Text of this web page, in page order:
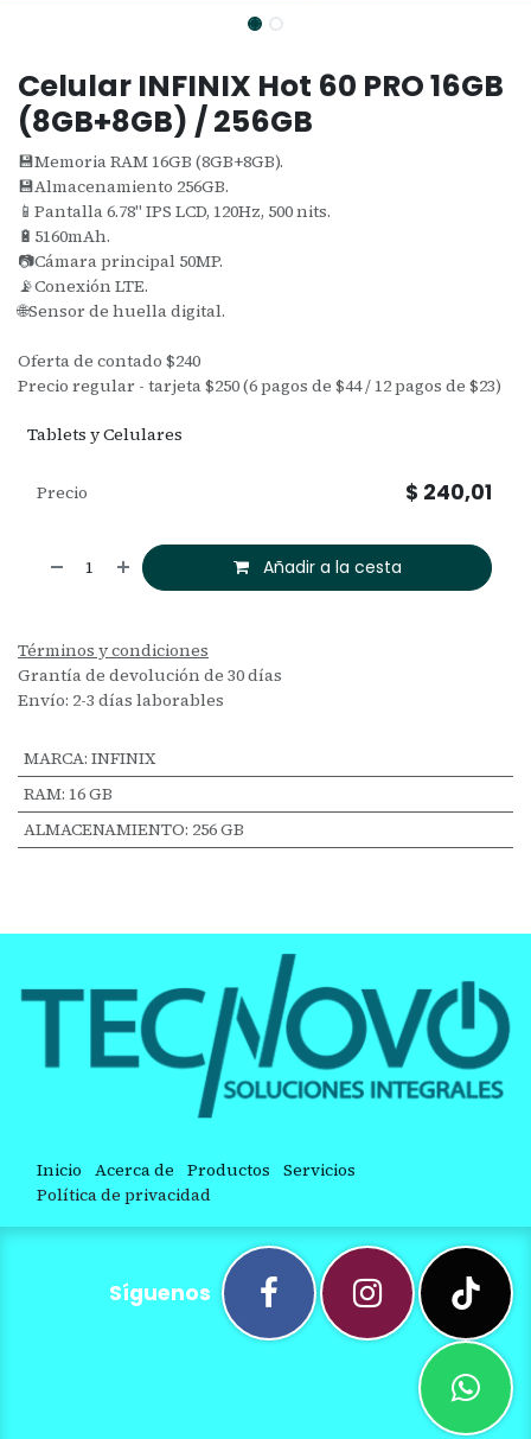
Celular INFINIX Hot 60 PRO 16GB
(8GB+8GB) / 256GB
💾Memoria RAM 16GB (8GB+8GB).
💾Almacenamiento 256GB.
📱Pantalla 6.78" IPS LCD, 120Hz, 500 nits.
🔋5160mAh.
📷Cámara principal 50MP.
📡Conexión LTE.
🌐Sensor de huella digital.
Oferta de contado $240
Precio regular - tarjeta $250 (6 pagos de $44 / 12 pagos de $23)
Tablets y Celulares
Añadir a la cesta
Precio $ 240,01
Términos y condiciones
Grantía de devolución de 30 días
Envío: 2-3 días laborables
MARCA: INFINIX
RAM: 16 GB
ALMACENAMIENTO: 256 GB
Inicio Acerca de Productos Servicios
Política de privacidad
Síguenos